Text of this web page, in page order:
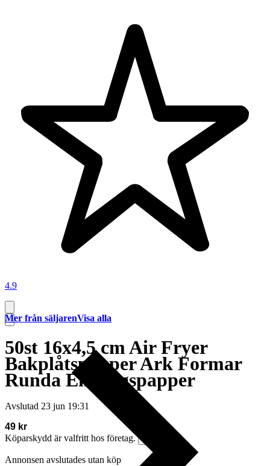
4.9
50st 16x4,5 cm Air Fryer
Bakplåtspapper Ark Formar
Runda Engångspapper
Avslutad 23 jun 19:31
49 kr
Köparskydd är valfritt hos företag.
Annonsen avslutades utan köp
Mer från säljarenVisa alla